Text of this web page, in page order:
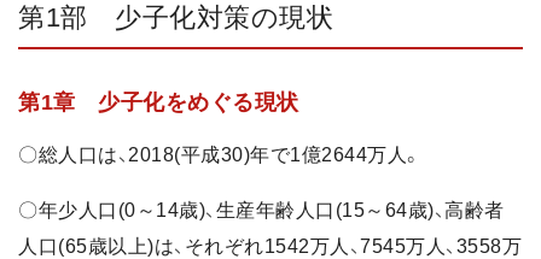
第1部 少子化対策の現状
第1章 少子化をめぐる現状
〇総人口は、2018(平成30)年で1億2644万人。
〇年少人口(0～14歳)、生産年齢人口(15～64歳)、高齢者
人口(65歳以上)は、それぞれ1542万人、7545万人、3558万